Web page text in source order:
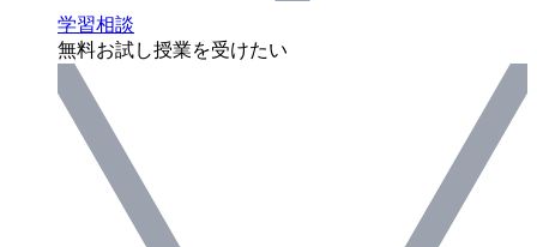
学習相談
無料お試し授業を受けたい